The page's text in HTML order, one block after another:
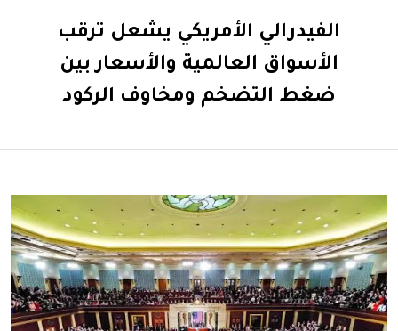
الفيدرالي الأمريكي يشعل ترقب
الأسواق العالمية والأسعار بين
ضغط التضخم ومخاوف الركود